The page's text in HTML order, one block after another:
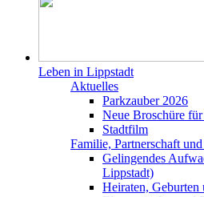
Leben in Lippstadt
Aktuelles
Parkzauber 2026
Neue Broschüre
Stadtfilm
Familie, Partnerschaft
Gelingendes
Lippstadt)
Heiraten, Geburten